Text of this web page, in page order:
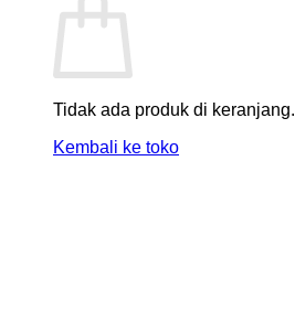
Tidak ada produk di keranjang.
Kembali ke toko